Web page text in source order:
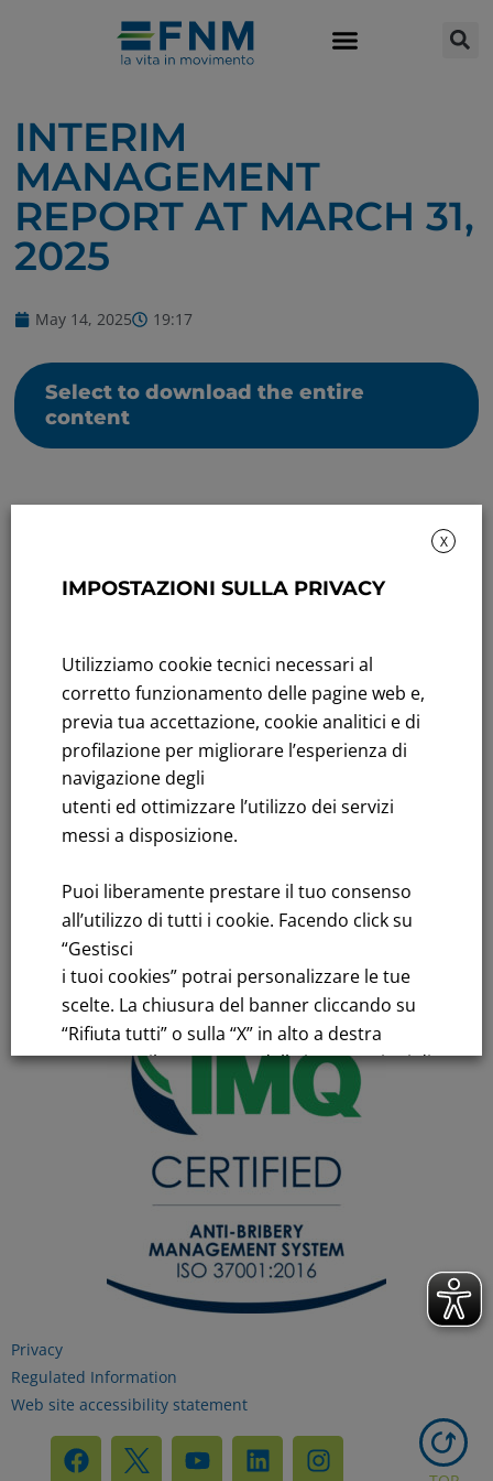
INTERIM
MANAGEMENT
REPORT AT MARCH 31,
2025
May 14, 2025 19:17
Select to download the entire
content
Title performance: On the stock Exchange
Tenders: All Tenders
FNM S.p.A.
Headquarters in Milan, Piazzale Cadorna, 14
fnm@legalmail.it
Share capital € 230,000,000.00 fully paid up
Register of Companies
C.F.and VAT number 00776140154
C.C.I.AA. Milano – REA 28331
Privacy
Regulated Information
Web site accessibility statement
X
IMPOSTAZIONI SULLA PRIVACY
Utilizziamo cookie tecnici necessari al
corretto funzionamento delle pagine web e,
previa tua accettazione, cookie analitici e di
profilazione per migliorare l’esperienza di
navigazione degli
utenti ed ottimizzare l’utilizzo dei servizi
messi a disposizione.
Puoi liberamente prestare il tuo consenso
all’utilizzo di tutti i cookie. Facendo click su
“Gestisci
i tuoi cookies” potrai personalizzare le tue
scelte. La chiusura del banner cliccando su
“Rifiuta tutti” o sulla “X” in alto a destra
comporta il permanere delle impostazioni di
default e la continuazione della navigazione
in assenza di cookie o altri strumenti di
Per maggiori informazioni consulta la
Informativa sui dati personali e cookie
privacy
RIFIUTA TUTTI
GESTISCI I TUOI COOKIES